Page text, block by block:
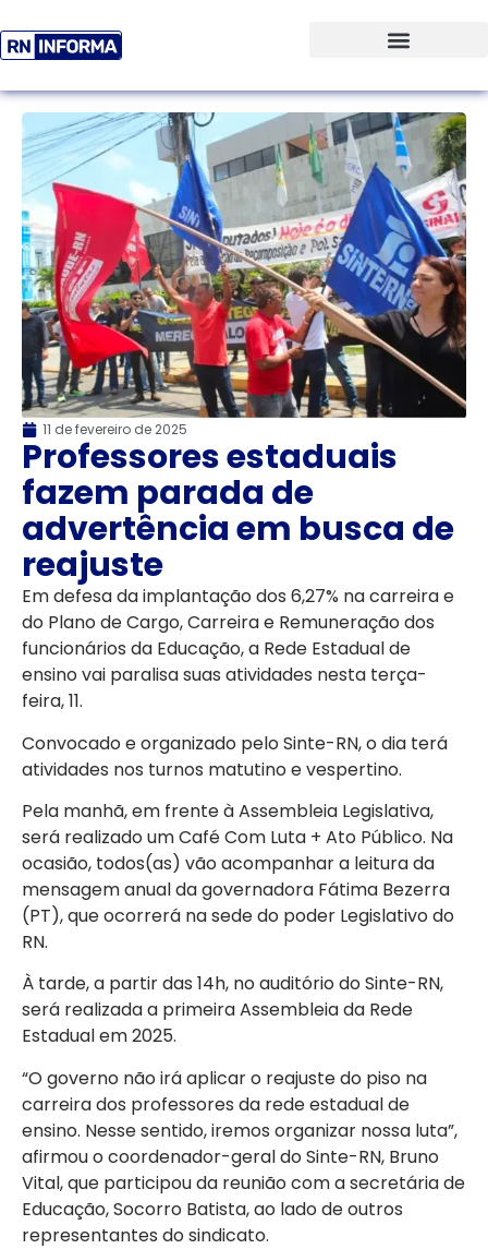
11 de fevereiro de 2025
Professores estaduais
fazem parada de
advertência em busca de
reajuste
Em defesa da implantação dos 6,27% na carreira e
do Plano de Cargo, Carreira e Remuneração dos
funcionários da Educação, a Rede Estadual de
ensino vai paralisa suas atividades nesta terça-
feira, 11.
Convocado e organizado pelo Sinte-RN, o dia terá
atividades nos turnos matutino e vespertino.
Pela manhã, em frente à Assembleia Legislativa,
será realizado um Café Com Luta + Ato Público. Na
ocasião, todos(as) vão acompanhar a leitura da
mensagem anual da governadora Fátima Bezerra
(PT), que ocorrerá na sede do poder Legislativo do
RN.
À tarde, a partir das 14h, no auditório do Sinte-RN,
será realizada a primeira Assembleia da Rede
Estadual em 2025.
“O governo não irá aplicar o reajuste do piso na
carreira dos professores da rede estadual de
ensino. Nesse sentido, iremos organizar nossa luta”,
afirmou o coordenador-geral do Sinte-RN, Bruno
Vital, que participou da reunião com a secretária de
Educação, Socorro Batista, ao lado de outros
representantes do sindicato.